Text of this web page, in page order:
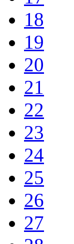
18
19
20
21
22
23
24
25
26
27